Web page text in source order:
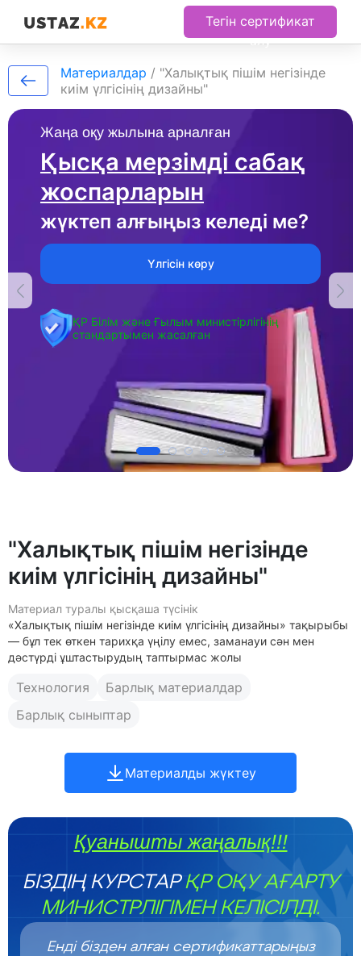
Тегін сертификат
алу
Жаңа оқу жылына арналған
Қысқа мерзімді сабақ
жоспарларын
жүктеп алғыңыз келеді ме?
Үлгісін көру
ҚР Білім және Ғылым министірлігінің
стандартымен жасалған
Материалдар / "Халықтық пішім негізінде
киім үлгісінің дизайны"
"Халықтық пішім негізінде
киім үлгісінің дизайны"
Материал туралы қысқаша түсінік
«Халықтық пішім негізінде киім үлгісінің дизайны» тақырыбы
— бұл тек өткен тарихқа үңілу емес, заманауи сән мен
дәстүрді ұштастырудың таптырмас жолы
Технология
Барлық материалдар
Барлық сыныптар
Материалды жүктеу
Қуанышты жаңалық!!!
БІЗДІҢ КУРСТАРҚР ОҚУ АҒАРТУ
МИНИСТРЛІГІМЕН КЕЛІСІЛДІ.
Енді бізден алған сертификаттарыңыз